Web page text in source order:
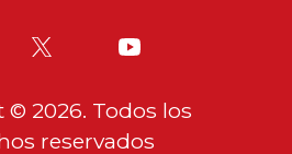
© 2026. Todos los
reservados